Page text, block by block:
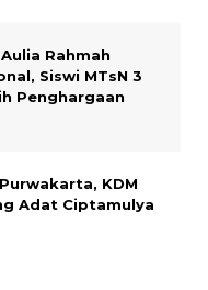
Rahmah
Siswi MTsN 3
Penghargaan
KDM
Adat Ciptamulya